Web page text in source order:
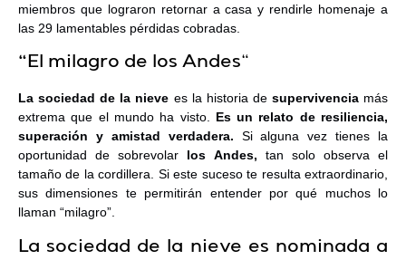
miembros que lograron retornar a casa y rendirle homenaje a
las 29 lamentables pérdidas cobradas.
“El milagro de los Andes“
La sociedad de la nieve es la historia de supervivenciamás
extrema que el mundo ha visto. Es un relato de resiliencia,
superación y amistad verdadera. Si alguna vez tienes la
oportunidad de sobrevolar los Andes, tan solo observa el
tamaño de la cordillera. Si este suceso te resulta extraordinario,
sus dimensiones te permitirán entender por qué muchos lo
llaman “milagro”.
La sociedad de la nieve es nominada a